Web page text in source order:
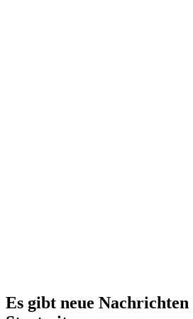
Es gibt neue